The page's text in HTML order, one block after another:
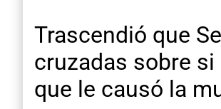
Trascendió que
cruzadas sobre
que le causó la